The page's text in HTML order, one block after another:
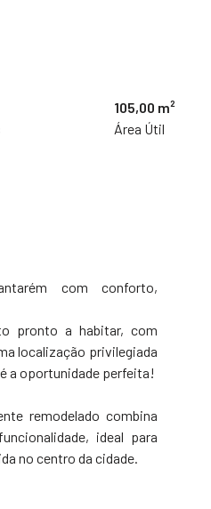
105,00 m²
Área Útil
com conforto,
pronto a habitar, com
localização privilegiada
a oportunidade perfeita!
remodelado combina
ideal para
no centro da cidade.